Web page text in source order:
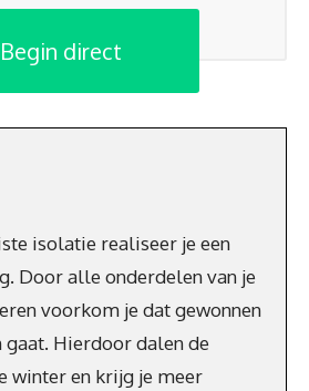
Begin direct
isolatie realiseer je een
Door alle onderdelen van je
voorkom je dat gewonnen
Hierdoor dalen de
winter en krijg je meer